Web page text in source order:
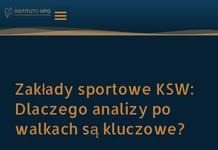
Zakłady sportowe KSW:
Dlaczego analizy po
walkach są kluczowe?